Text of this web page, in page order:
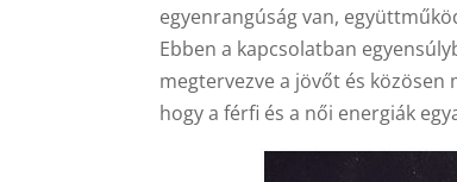
egyenrangúság van,
Ebben a kapcsolatban
megtervezve a jövőt és
hogy a férfi és a női energiák